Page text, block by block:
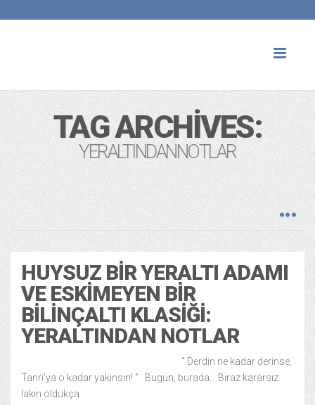
TAG ARCHIVES:
YERALTINDANNOTLAR
HUYSUZ BIR YERALTI ADAMI
VE ESKIMEYEN BIR
BILINÇALTI KLASIĞI:
YERALTINDAN NOTLAR
‘’ Derdin ne kadar derinse,
Tanrı’ya o kadar yakınsın! ‘’ Bugün, burada… Biraz kararsız
lakin oldukça